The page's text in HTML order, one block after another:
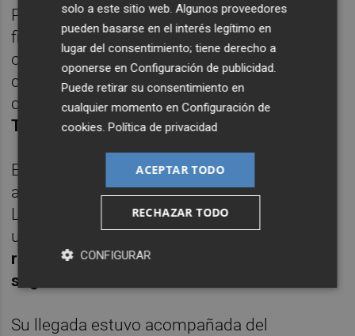
Para entonces, en coincidencia con el tramo
final de una temporada deportiva para
olvidar, ya se habían producido nuevos
cambios de importancia, el principal la
contratación deMarcelino García
Toral
como entrenador.
El anuncio fue hecho en mayo, el técnico
asturiano se presentó nada más acabar la
Liga y su trabajo es considerado
unánimemente comola clave de la
recuperación deportiva del equipo en la
segunda mitad de 2017
Su llegada estuvo acompañada del
solo a este sitio web. Algunos proveedores
pueden basarse en el interés legítimo en
lugar del consentimiento; tiene derecho a
oponerse enConfiguración de publicidad
Puede retirar su consentimiento en
cualquier momento enConfiguración de
cookies .Política de privacidad
ACEPTAR TODO
RECHAZAR TODO
CONFIGURAR